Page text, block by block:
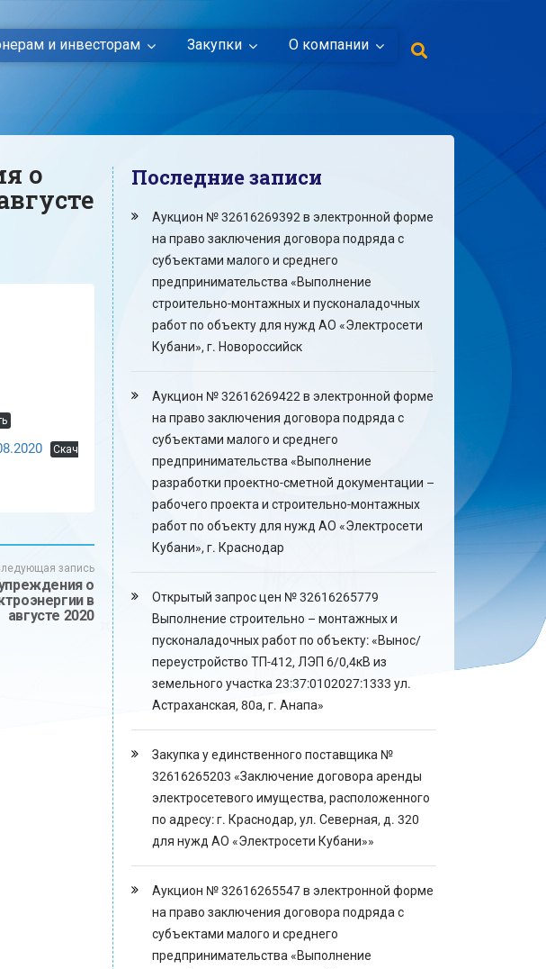
и инвесторам Закупки О компании
о
Скач
запись
о
в
августе 2020
Последние записи
Аукцион № 32616269392 в электронной форме
на право заключения договора подряда с
субъектами малого и среднего
предпринимательства «Выполнение
строительно-монтажных и пусконаладочных
работ по объекту для нужд АО «Электросети
Кубани», г. Новороссийск
Аукцион № 32616269422 в электронной форме
на право заключения договора подряда с
субъектами малого и среднего
предпринимательства «Выполнение
разработки проектно-сметной документации –
рабочего проекта и строительно-монтажных
работ по объекту для нужд АО «Электросети
Кубани», г. Краснодар
Открытый запрос цен № 32616265779
Выполнение строительно – монтажных и
пусконаладочных работ по объекту: «Вынос/
переустройство ТП-412, ЛЭП 6/0,4кВ из
земельного участка 23:37:0102027:1333 ул.
Астраханская, 80а, г. Анапа»
Закупка у единственного поставщика №
32616265203 «Заключение договора аренды
электросетевого имущества, расположенного
по адресу: г. Краснодар, ул. Северная, д. 320
для нужд АО «Электросети Кубани»»
Аукцион № 32616265547 в электронной форме
на право заключения договора подряда с
субъектами малого и среднего
предпринимательства «Выполнение